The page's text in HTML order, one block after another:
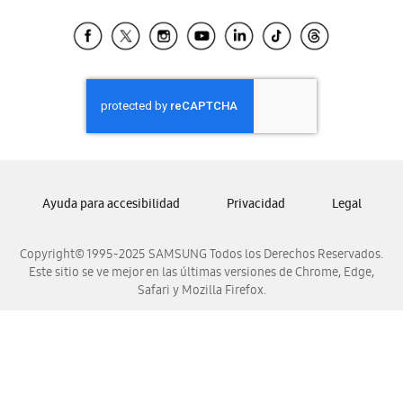
Samsung Ecuador
Samsung El Salvador
Samsung Guatemala
Samsung Honduras
Samsung Nicaragua
Samsung Venezuela
Copyright© 1995-2025 SAMSUNG Todos los Derechos Reservados.
Este sitio se ve mejor en las últimas versiones de Chrome, Edge,
Safari y Mozilla Firefox.
Ayuda para accesibilidad Privacidad Legal